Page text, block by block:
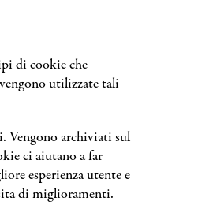
di cookie che
utilizzate tali
Vengono archiviati sul
ci aiutano a far
esperienza utente e
di miglioramenti.